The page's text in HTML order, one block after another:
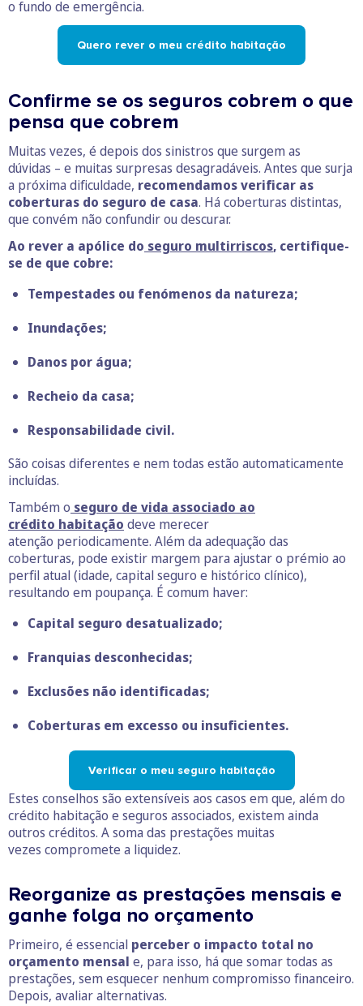
o fundo de emergência.
Quero rever o meu crédito habitação
Confirme se os seguros cobrem o que
pensa que cobrem
Muitas vezes, é depois dos sinistros que surgem as
dúvidas – e muitas surpresas desagradáveis. Antes que surja
a próxima dificuldade, recomendamos verificar as
coberturas do seguro de casa. Há coberturas distintas,
que convém não confundir ou descurar.
Ao rever a apólice do seguro multirriscos, certifique-
se de que cobre:
Tempestades ou fenómenos da natureza;
Inundações;
Danos por água;
Recheio da casa;
Responsabilidade civil.
São coisas diferentes e nem todas estão automaticamente
incluídas.
Também o seguro de vida associado ao
crédito habitação deve merecer
atenção periodicamente. Além da adequação das
coberturas, pode existir margem para ajustar o prémio ao
perfil atual (idade, capital seguro e histórico clínico),
resultando em poupança. É comum haver:
Capital seguro desatualizado;
Franquias desconhecidas;
Exclusões não identificadas;
Coberturas em excesso ou insuficientes.
Verificar o meu seguro habitação
Estes conselhos são extensíveis aos casos em que, além do
crédito habitação e seguros associados, existem ainda
outros créditos. A soma das prestações muitas
vezes compromete a liquidez.
Reorganize as prestações mensais e
ganhe folga no orçamento
Primeiro, é essencial perceber o impacto total no
orçamento mensal e, para isso, há que somar todas as
prestações, sem esquecer nenhum compromisso financeiro.
Depois, avaliar alternativas.